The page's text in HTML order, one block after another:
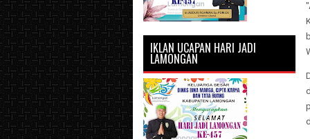
IKLAN UCAPAN HARI JADI
LAMONGAN